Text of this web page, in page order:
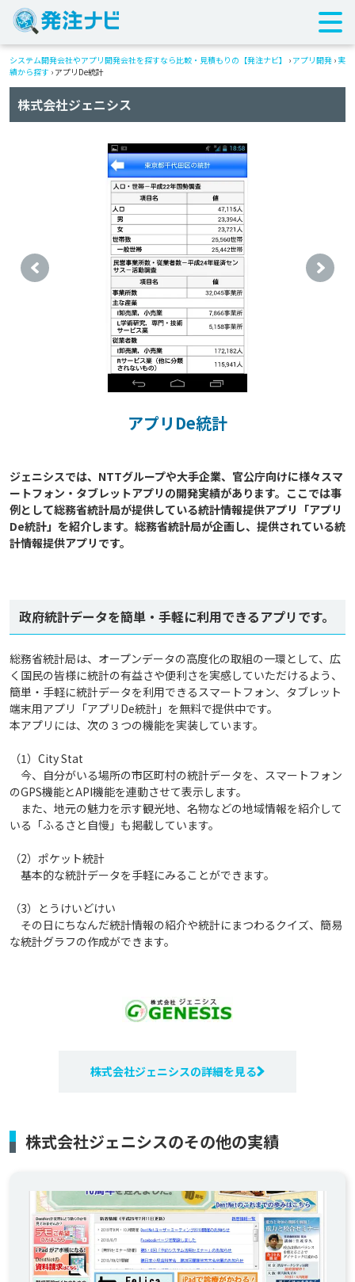
システム開発会社やアプリ開発会社を探すなら比較・見積もりの【発注ナビ】 › アプリ開発 › 実
績から探す › アプリDe統計
株式会社ジェニシス
アプリDe統計
ジェニシスでは、NTTグループや大手企業、官公庁向けに様々スマ
ートフォン・タブレットアプリの開発実績があります。ここでは事
例として総務省統計局が提供している統計情報提供アプリ「アプリ
De統計」を紹介します。総務省統計局が企画し、提供されている統
計情報提供アプリです。
政府統計データを簡単・手軽に利用できるアプリです。
総務省統計局は、オープンデータの高度化の取組の一環として、広
く国民の皆様に統計の有益さや便利さを実感していただけるよう、
簡単・手軽に統計データを利用できるスマートフォン、タブレット
端末用アプリ「アプリDe統計」を無料で提供中です。
本アプリには、次の３つの機能を実装しています。
（1）City Stat
今、自分がいる場所の市区町村の統計データを、スマートフォン
のGPS機能とAPI機能を連動させて表示します。
また、地元の魅力を示す観光地、名物などの地域情報を紹介して
いる「ふるさと自慢」も掲載しています。
（2）ポケット統計
基本的な統計データを手軽にみることができます。
（3）とうけいどけい
その日にちなんだ統計情報の紹介や統計にまつわるクイズ、簡易
な統計グラフの作成ができます。
株式会社ジェニシスの詳細を見る
株式会社ジェニシスのその他の実績